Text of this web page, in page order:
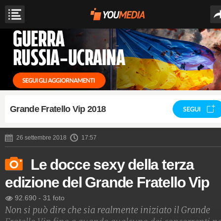
Grande Fratello Vip 2018 SEGUI
26 settembre 2018 17:57
Le docce sexy della terza
edizione del Grande Fratello Vip
92.690 - 31 foto
Non si può dire che sia realmente iniziato il Grande